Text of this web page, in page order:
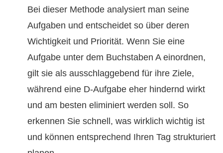
Bei dieser Methode analysiert man seine
Aufgaben und entscheidet so über deren
Wichtigkeit und Priorität. Wenn Sie eine
Aufgabe unter dem Buchstaben A einordnen,
gilt sie als ausschlaggebend für ihre Ziele,
während eine D-Aufgabe eher hindernd wirkt
und am besten eliminiert werden soll. So
erkennen Sie schnell, was wirklich wichtig ist
und können entsprechend Ihren Tag strukturiert